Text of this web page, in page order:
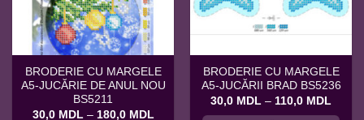
alese
în
pagina
alese
pagina
produsului.
BRODERIE CU MARGELE
A5-JUCĂRIE DE ANUL NOU
BS5211
30,0 MDL – 180,0 MDL
BRODERIE CU MARGELE
A5-JUCĂRII BRAD BS5236
30,0 MDL – 110,0 MDL